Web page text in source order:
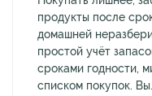
продукты после
домашней
простой учёт
сроками годности,
списком покупок.